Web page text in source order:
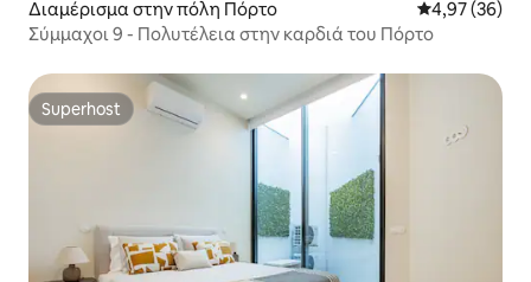
Διαμέρισμα στην πόλη Πόρτο Μέση
4,97 (36)
Σύμμαχοι 9 - Πολυτέλεια στην καρδιά του Πόρτο
Superhost
Superhost